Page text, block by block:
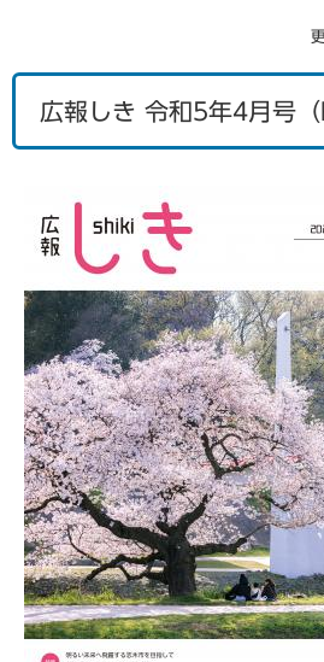
広報しき 令和5年4月号（